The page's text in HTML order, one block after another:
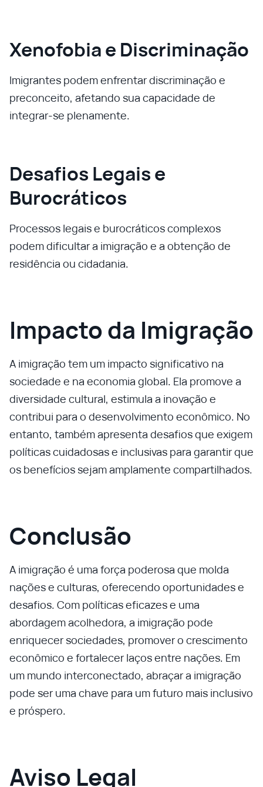
Xenofobia e Discriminação
Imigrantes podem enfrentar discriminação e
preconceito, afetando sua capacidade de
integrar-se plenamente.
Desafios Legais e
Burocráticos
Processos legais e burocráticos complexos
podem dificultar a imigração e a obtenção de
residência ou cidadania.
Impacto da Imigração
A imigração tem um impacto significativo na
sociedade e na economia global. Ela promove a
diversidade cultural, estimula a inovação e
contribui para o desenvolvimento econômico. No
entanto, também apresenta desafios que exigem
políticas cuidadosas e inclusivas para garantir que
os benefícios sejam amplamente compartilhados.
Conclusão
A imigração é uma força poderosa que molda
nações e culturas, oferecendo oportunidades e
desafios. Com políticas eficazes e uma
abordagem acolhedora, a imigração pode
enriquecer sociedades, promover o crescimento
econômico e fortalecer laços entre nações. Em
um mundo interconectado, abraçar a imigração
pode ser uma chave para um futuro mais inclusivo
e próspero.
Aviso Legal